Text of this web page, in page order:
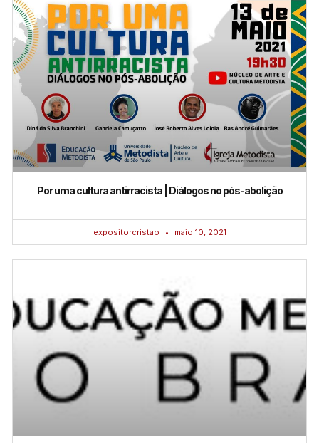
Por uma cultura antirracista | Diálogos no pós-abolição
expositorcristao maio 10, 2021